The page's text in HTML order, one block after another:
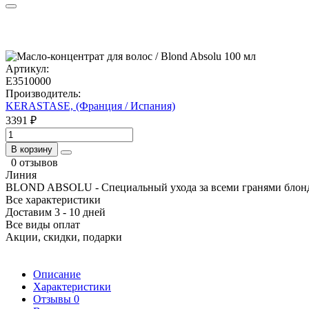
Артикул:
E3510000
Производитель:
KERASTASE, (Франция / Испания)
3391 ₽
В корзину
0 отзывов
Линия
BLOND ABSOLU - Специальный ухода за всеми гранями
Все характеристики
Доставим 3 - 10 дней
Все виды оплат
Акции, скидки, подарки
Описание
Характеристики
Отзывы 0